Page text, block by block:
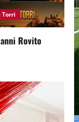
Torri
Rovito